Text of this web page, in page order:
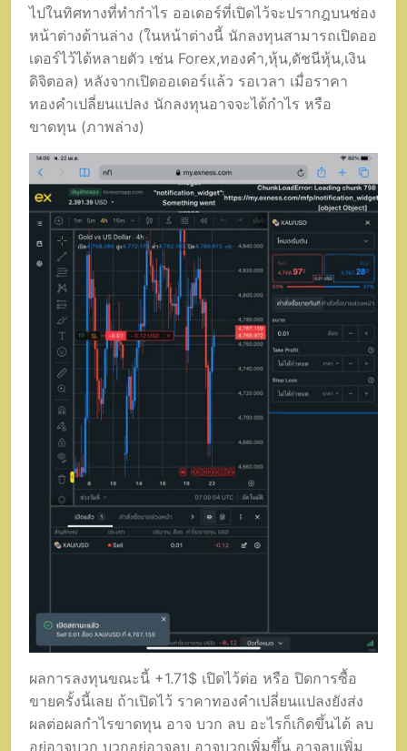
ไปในทิศทางที่ทำกำไร ออเดอร์ที่เปิดไว้จะปรากฎบนช่อง
หน้าต่างด้านล่าง (ในหน้าต่างนี้ นักลงทุนสามารถเปิดออ
เดอร์ไว้ได้หลายตัว เช่น Forex,ทองคำ,หุ้น,ดัชนีหุ้น,เงิน
ดิจิตอล) หลังจากเปิดออเดอร์แล้ว รอเวลา เมื่อราคา
ทองคำเปลี่ยนแปลง นักลงทุนอาจจะได้กำไร หรือ
ขาดทุน (ภาพล่าง)
ผลการลงทุนขณะนี้ +1.71$ เปิดไว้ต่อ หรือ ปิดการซื้อ
ขายครั้งนี้เลย ถ้าเปิดไว้ ราคาทองคำเปลี่ยนแปลงยังส่ง
ผลต่อผลกำไรขาดทุน อาจ บวก ลบ อะไรก็เกิดขึ้นได้ ลบ
อยู่อาจบวก บวกอยู่อาจลบ อาจบวกเพิ่มขึ้น อาจลบเพิ่ม